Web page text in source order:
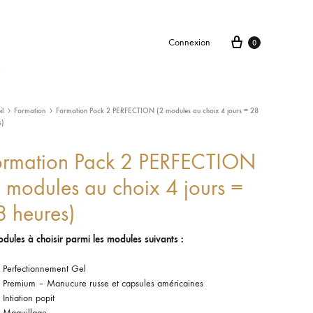
Connexion 0
Formation
Formation Pack 2 PERFECTION (2 modules au choix 4 jours = 28
Pack 2 PERFECTION
modules au choix 4 jours =
heures)
à choisir parmi les modules suivants :
Perfectionnement Gel
Premium – Manucure russe et capsules américaines
Intiation popit